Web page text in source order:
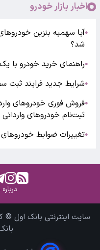
اخبار بازار خودرو
●
شد؟
●راهنمای خرید خودرو با
●شرایط جدید فرایند ثبت
●فروش فوری خودروهای
ثبت‌نام خودروهای وارداتی
●تغییرات ضوابط خودروهای
سایت اینترنتی بانک اول ©